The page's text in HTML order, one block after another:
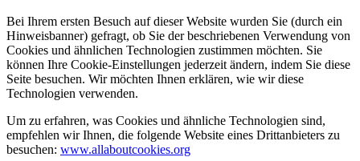
Bei Ihrem ersten Besuch auf dieser Website wurden Sie (durch ein
Hinweisbanner) gefragt, ob Sie der beschriebenen Verwendung von
Cookies und ähnlichen Technologien zustimmen möchten. Sie
können Ihre Cookie-Einstellungen jederzeit ändern, indem Sie diese
Seite besuchen. Wir möchten Ihnen erklären, wie wir diese
Technologien verwenden.
Um zu erfahren, was Cookies und ähnliche Technologien sind,
empfehlen wir Ihnen, die folgende Website eines Drittanbieters zu
besuchen: www.allaboutcookies.org